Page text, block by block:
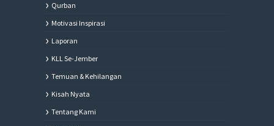
Qurban
Motivasi Inspirasi
Laporan
KLL Se-Jember
Temuan & Kehilangan
Kisah Nyata
Tentang Kami